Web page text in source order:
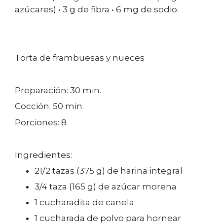
azúcares) • 3 g de fibra • 6 mg de sodio.
Torta de frambuesas y nueces
Preparación: 30 min.
Cocción: 50 min.
Porciones: 8
Ingredientes:
21/2 tazas (375 g) de harina integral
3/4 taza (165 g) de azúcar morena
1 cucharadita de canela
1 cucharada de polvo para hornear